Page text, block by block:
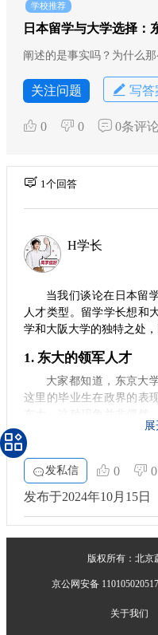
学校推荐
日本留学与大学选择：
阐述的是事实吗？为什么那
关注问题 写答
0 0 0条评论
1个回答
H学长
当我们谈论在日本留
人才类型。留学学长想和
学和大阪大学的独特之处
1. 东大的领军人才
大家都知道，东京大
这里的毕业生在政界的表
东大，这种现象并非偶然
生在思维模式上更倾向于
2. 京大的学术氛围
转向京都大学，它与
杆。京大的学生通常在理
毕业生选择继续攻读更高
3. 阪大的务实选择
而大阪大学则有另外
立了紧密的合作关系。这
发私信 0 0
发布于2024年10月15日
版权所有：北京
京公网安备
关于我们